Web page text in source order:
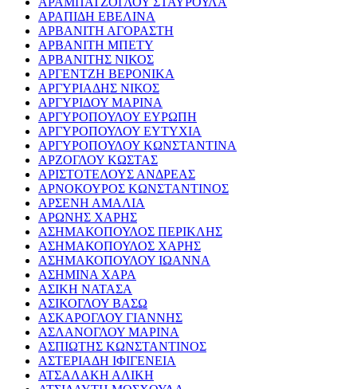
ΑΡΑΠΙΔΗ ΕΒΕΛΙΝΑ
ΑΡΒΑΝΙΤΗ ΑΓΟΡΑΣΤΗ
ΑΡΒΑΝΙΤΗ ΜΠΕΤΥ
ΑΡΒΑΝΙΤΗΣ ΝΙΚΟΣ
ΑΡΓΕΝΤΖΗ ΒΕΡΟΝΙΚΑ
ΑΡΓΥΡΙΑΔΗΣ ΝΙΚΟΣ
ΑΡΓΥΡΙΔΟΥ ΜΑΡΙΝΑ
ΑΡΓΥΡΟΠΟΥΛΟΥ ΕΥΡΩΠΗ
ΑΡΓΥΡΟΠΟΥΛΟΥ ΕΥΤΥΧΙΑ
ΑΡΓΥΡΟΠΟΥΛΟΥ ΚΩΝΣΤΑΝΤΙΝΑ
ΑΡΖΟΓΛΟΥ ΚΩΣΤΑΣ
ΑΡΙΣΤΟΤΕΛΟΥΣ ΑΝΔΡΕΑΣ
ΑΡΝΟΚΟΥΡΟΣ ΚΩΝΣΤΑΝΤΙΝΟΣ
ΑΡΣΕΝΗ ΑΜΑΛΙΑ
ΑΡΩΝΗΣ ΧΑΡΗΣ
ΑΣΗΜΑΚΟΠΟΥΛΟΣ ΠΕΡΙΚΛΗΣ
ΑΣΗΜΑΚΟΠΟΥΛΟΣ ΧΑΡΗΣ
ΑΣΗΜΑΚΟΠΟΥΛΟΥ ΙΩΑΝΝΑ
ΑΣΗΜΙΝΑ ΧΑΡΑ
ΑΣΙΚΗ ΝΑΤΑΣΑ
ΑΣΙΚΟΓΛΟΥ ΒΑΣΩ
ΑΣΚΑΡΟΓΛΟΥ ΓΙΑΝΝΗΣ
ΑΣΛΑΝΟΓΛΟΥ ΜΑΡΙΝΑ
ΑΣΠΙΩΤΗΣ ΚΩΝΣΤΑΝΤΙΝΟΣ
ΑΣΤΕΡΙΑΔΗ ΙΦΙΓΕΝΕΙΑ
ΑΤΣΑΛΑΚΗ ΑΛΙΚΗ